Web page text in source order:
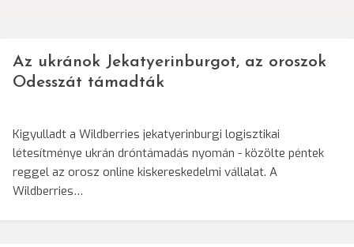
Az ukránok Jekatyerinburgot, az oroszok
Odesszát támadták
Kigyulladt a Wildberries jekatyerinburgi logisztikai
létesítménye ukrán dróntámadás nyomán - közölte péntek
reggel az orosz online kiskereskedelmi vállalat. A
Wildberries…